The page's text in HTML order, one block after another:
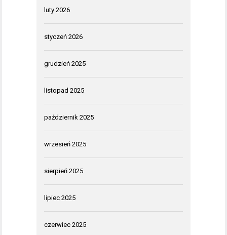
luty 2026
styczeń 2026
grudzień 2025
listopad 2025
październik 2025
wrzesień 2025
sierpień 2025
lipiec 2025
czerwiec 2025